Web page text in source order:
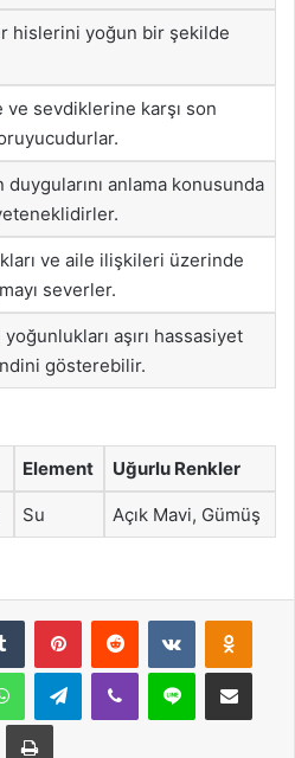
hislerini yoğun bir şekilde
sevdiklerine karşı son
duygularını anlama konusunda
ve aile ilişkileri üzerinde
severler.
aşırı hassasiyet
gösterebilir.
Element Uğurlu Renkler
Su Açık Mavi, Gümüş
Tumblr PinterestReddit VKontakte
WhatsAppTelegramViber Line E-Posta ile
Yazdır